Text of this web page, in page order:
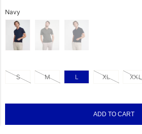
Navy
S M L XL XXL
ADD TO CART